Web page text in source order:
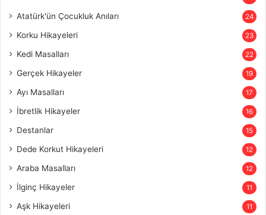
Atatürk'ün Çocukluk Anıları 24
Korku Hikayeleri 23
Kedi Masalları 22
Gerçek Hikayeler 19
Ayı Masalları 17
İbretlik Hikayeler 16
Destanlar 15
Dede Korkut Hikayeleri 12
Araba Masalları 12
İlginç Hikayeler 11
Aşk Hikayeleri 11